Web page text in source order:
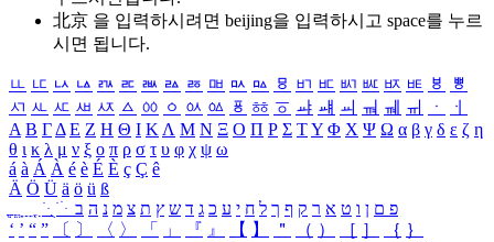
北京 을 입력하시려면 beijing을 입력하시고 space를 누르
시면 됩니다.
ㅥ ㅦ ㅧ ㅨ ㅩ ㅪ ㅫ ㅬ ㅭ ㅮ ㅯ ㅰ ㅱ ㅲ ㅳ ㅴ ㅵ ㅶ ㅷ ㅸ
ㅹ
ㅺ ㅻ ㅼ ㅽ ㅾ ㅿ ㆀ ㆁ ㆂ ㆃ ㆄ ㆅ ㆆ ㆇ ㆈ ㆉ ㆊ ㆋ ㆌ ㆍ
ㆎ
Α Β ΓΔ Ε Ζ Η Θ Ι ΚΛ Μ Ν Ξ Ο Π Ρ Σ ΤΥ Φ Χ Ψ Ω α β γ δ ε ζ η
θ ι κ λ μ ν ξ ο π ρ σ τ υ φ χ ψ ω
á à Á À é è É È ç Ç ê
Ä Ö Ü ä ö ü ß
ִֶֹ ֻּ ׁׂ פ ם ן ו ט א ר ק ף ך ל ח י ע כ ג ד ש ץ ת צ מ נ ה ב
‘ ’ “ ” 〔 〕 〈 〉 「 」 『 』 【 】 ＂ （ ） ［ ］ ｛ ｝